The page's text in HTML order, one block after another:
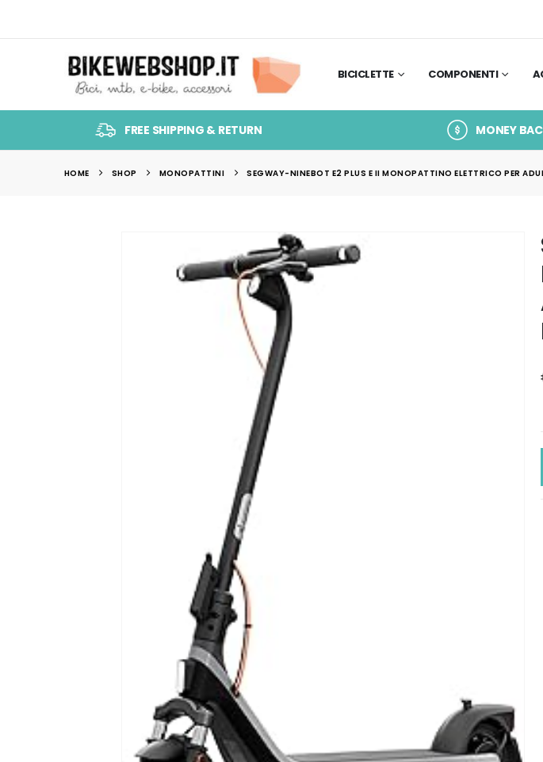
BICICLETTE COMPONENTI
FREE SHIPPING & RETURN MONEY
HOME SHOP MONOPATTINI SEGWAY-NINEBOT E2 PLUS E II MONOPATTINO ELETTRICO PER